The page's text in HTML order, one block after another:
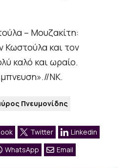
– Μουζακίτη:
Κωστούλα και τον
καλό και ωραίο.
ΝΚ.
Πνευμονίδης
Twitter
Linkedin
WhatsApp Email